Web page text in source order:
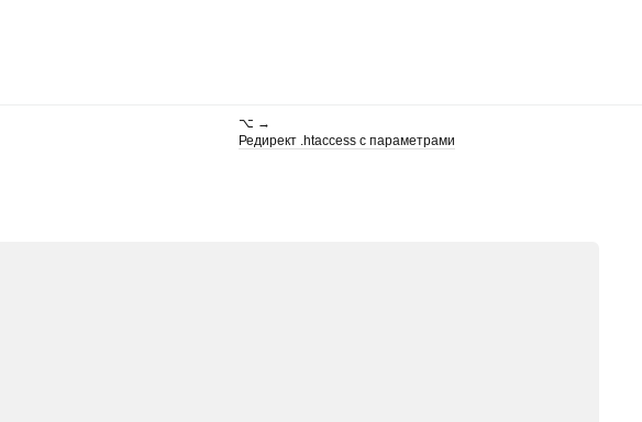
⌥ →
Редирект .htaccess с параметрами